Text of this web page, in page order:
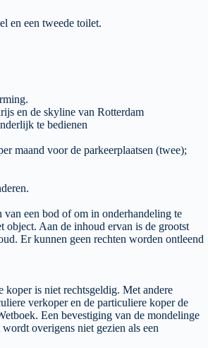
en een tweede toilet.
en de skyline van Rotterdam
te bedienen
maand voor de parkeerplaatsen (twee);
een bod of om in onderhandeling te
object. Aan de inhoud ervan is de grootst
Er kunnen geen rechten worden ontleend
koper is niet rechtsgeldig. Met andere
verkoper en de particuliere koper de
Een bevestiging van de mondelinge
overigens niet gezien als een